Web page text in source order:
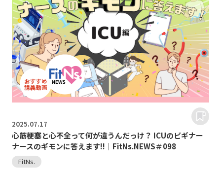
2025.07.17
心筋梗塞と心不全って何が違うんだっけ？ ICUのビギナー
ナースのギモンに答えます!!｜FitNs.NEWS＃098
FitNs.